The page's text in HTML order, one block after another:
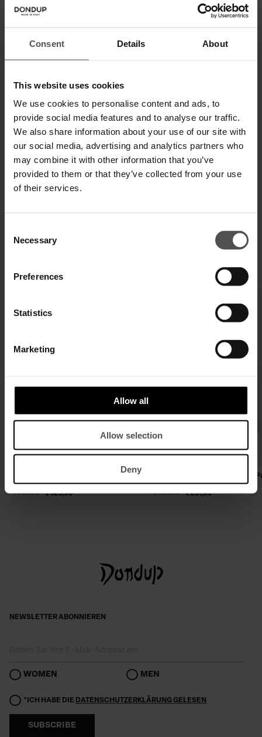
Consent Details About
This website uses cookies
We use cookies to personalise content and ads, to
provide social media features and to analyse our traffic.
We also share information about your use of our site with
our social media, advertising and analytics partners who
may combine it with other information that you’ve
provided to them or that they’ve collected from your use
of their services.
Selection
Necessary
Preferences
Statistics
Marketing
Allow all
Allow selection
Deny
IN DEN WARENKORB LEGEN
Zahlen Sie in 3 oder 4 Raten ohne Zinsen
VERSAND UND RETOUREN
TECHNISCHE SPEZIFIKATIONEN
VERVOLLSTÄNDIGEN SIE IHREN LOOK
Nappaleder
€ 523,00
€ 805,00
Rundhalspullover in normaler
aus Baumwolle
€ 231,00
€ 355,00
NEWSLETTER ABONNIEREN
WOMEN MEN
*ICH HABE DIE DATENSCHUTZERKLÄRUNG GELESEN
SUBSCRIBE